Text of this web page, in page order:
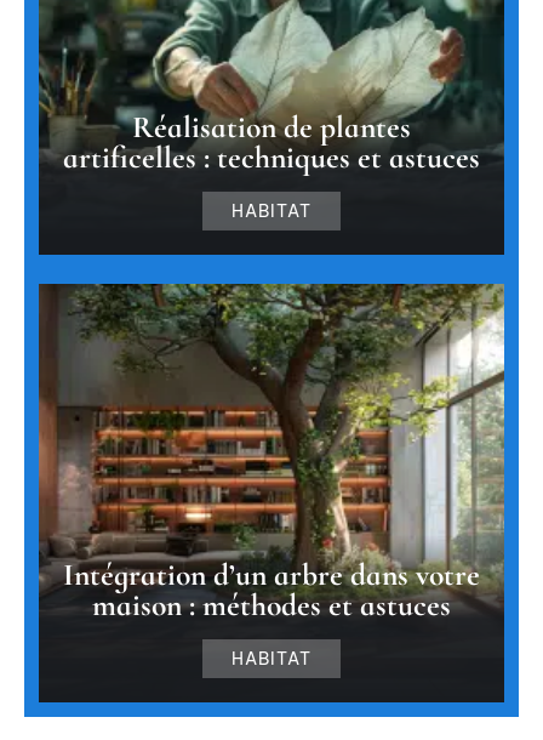
Réalisation de plantes
artificelles : techniques et astuces
HABITAT
Intégration d’un arbre dans votre
maison : méthodes et astuces
HABITAT